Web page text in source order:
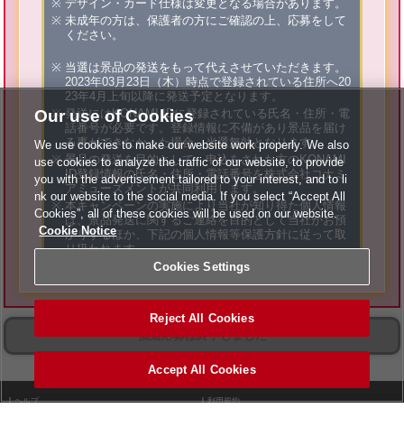
デザイン・カード仕様は変更となる場合があります。
未成年の方は、保護者の方にご確認の上、応募をして
ください。
当選は景品の発送をもって代えさせていただきます。
2023年03月23日（木）時点で登録されている住所へ20
23年4月上旬以降に発送予定となります。
発送にはKONAMI IDに登録されている氏名・住所・電
話番号が必要です。登録情報に不備があり景品を届け
る事ができなかった場合、当選無効となります。
景品の発送を目的として、申込をされた方のKONAMI
ID登録情報の氏名・住所・電話番号を株式会社コナミ
アミューズメントが共同利用します。
本キャンペーンの実施により当社が知り得た個人情報
は、景品発送に関するご連絡を目的として当社がお預
かりするほか、下記の個人情報等保護方針に従って取
り扱われます。
個人情報等保護方針はこちら
抽選応募は終了しました
ヘルプ 利用規約
Our use of Cookies
We use cookies to make our website work properly. We also
use cookies to analyze the traffic of our website, to provide
you with the advertisement tailored to your interest, and to li
nk our website to the social media. If you select “Accept All
Cookies”, all of these cookies will be used on our website.
Cookie Notice
Cookies Settings
Reject All Cookies
Accept All Cookies